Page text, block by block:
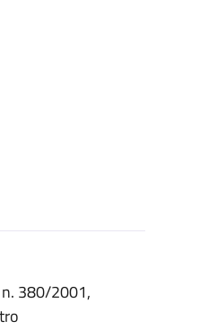
n. 380/2001,